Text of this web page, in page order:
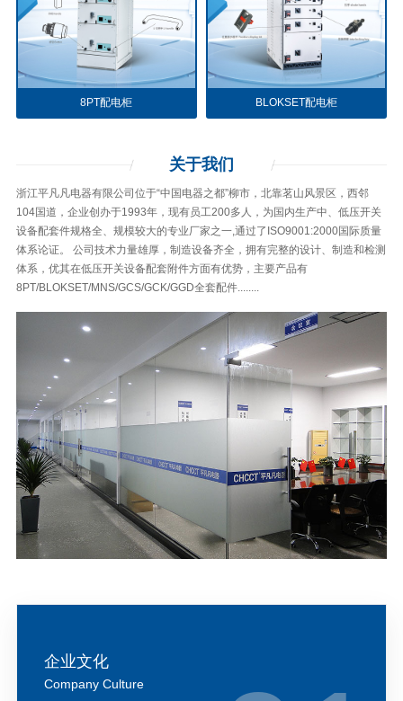
8PT配电柜 BLOKSET配电柜
关于我们
浙江平凡凡电器有限公司位于“中国电器之都”柳市，北靠茗山风景区，西邻
104国道，企业创办于1993年，现有员工200多人，为国内生产中、低压开关
设备配套件规格全、规模较大的专业厂家之一,通过了ISO9001:2000国际质量
体系论证。 公司技术力量雄厚，制造设备齐全，拥有完整的设计、制造和检测
体系，优其在低压开关设备配套附件方面有优势，主要产品有
8PT/BLOKSET/MNS/GCS/GCK/GGD全套配件........
企业文化
Company Culture